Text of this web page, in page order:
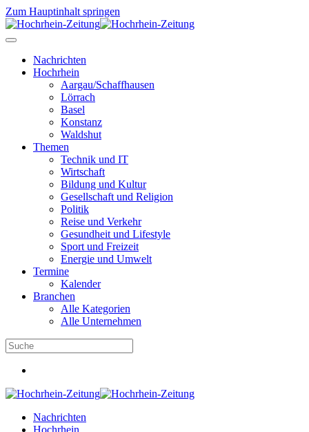
Zum Hauptinhalt springen
Nachrichten
Hochrhein
Aargau/Schaffhausen
Lörrach
Basel
Konstanz
Waldshut
Themen
Technik und IT
Wirtschaft
Bildung und Kultur
Gesellschaft und Religion
Politik
Reise und Verkehr
Gesundheit und Lifestyle
Sport und Freizeit
Energie und Umwelt
Termine
Kalender
Branchen
Alle Kategorien
Alle Unternehmen
Nachrichten
Hochrhein